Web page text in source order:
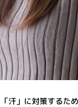
汗」に対策するた